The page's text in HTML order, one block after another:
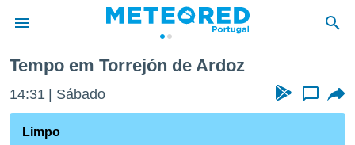
da
foi
Tempo em Torrejón de Ardoz
14:31 Sábado ...
Limpo